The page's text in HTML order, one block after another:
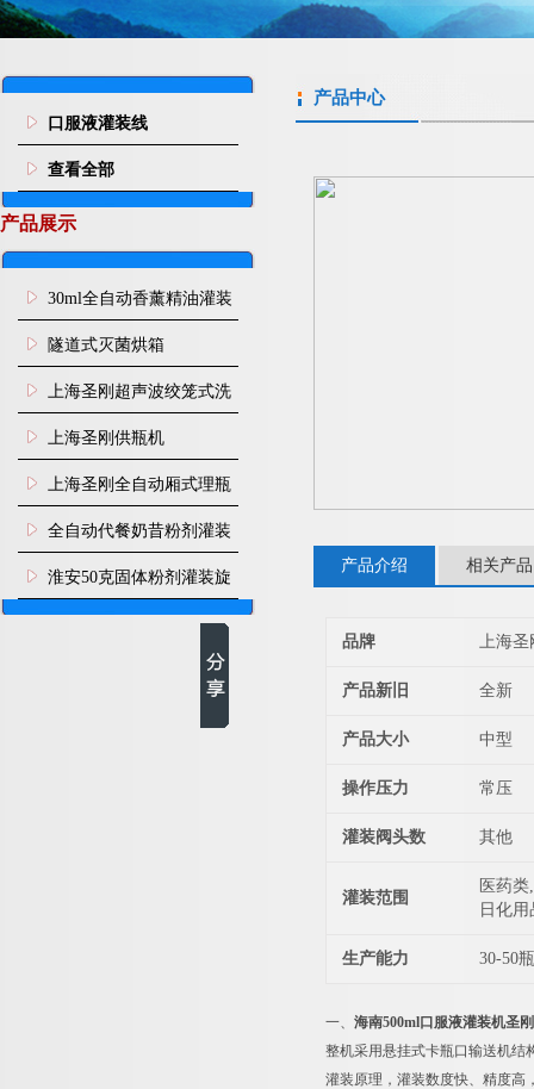
口服液灌装线
查看全部
产品展示
30ml全自动香薰精油灌装
旋盖机
隧道式灭菌烘箱
上海圣刚超声波绞笼式洗
瓶机
上海圣刚供瓶机
上海圣刚全自动厢式理瓶
机
全自动代餐奶昔粉剂灌装
生产线
淮安50克固体粉剂灌装旋
盖机
产品中心
产品介绍 相关产品
品牌 上海圣
产品新旧 全新
产品大小 中型
操作压力 常压
灌装阀头数 其他
灌装范围
医药
日化
生产能力 30-50
一、 海南500ml口服液灌装机圣
整机采用悬挂式卡瓶口输送机结
灌装原理，灌装数度快、精度高